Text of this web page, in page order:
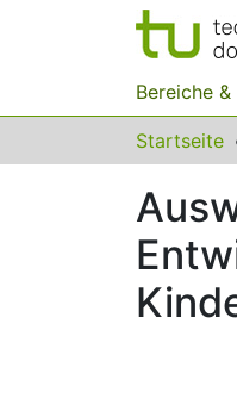
Bereiche
Startseite